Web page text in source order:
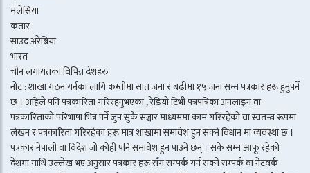
मलेसिया
कतार
साउद अरेबिया
भारत
चीन लगायतका विभिन्न देशहरु
नोट : शाखा गठन गर्नका लागि कम्तीमा सात जना र बढीमा १५ जना सम्म पत्रकार हरू हुनुपर्ने
छ । अहिले पनि पत्रकारिता गरिरहनुभएका , रेडियो टिभी पत्रपत्रिका अनलाइन वा
पत्रकारिताको परिभाषा भित्र पर्ने जुन सुकै सञ्चार माध्यममा काम गरिरहेको वा स्वतन्त्र रूपमा
लेखन र पत्रकारिता गरिरहेका हरू मात्र शाखामा समावेश हुन सक्ने विधान मा व्यवस्था छ ।
पत्रकार नेपाली वा विदेश जो कोही पनि समावेश हुन पाउने छन् । सके सम्म आफू रहेको
देशमा माथि उल्लेख भए अनुसार पत्रकार हरू सँग सम्पर्क गर्न सक्ने सम्पर्क वा नेटवर्क